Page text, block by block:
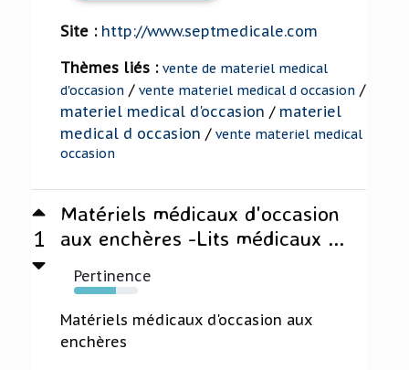
Site : http://www.septmedicale.com
Thèmes liés : vente de materiel medical
d'occasion / vente materiel medical d occasion /
materiel medical d'occasion / materiel
medical d occasion / vente materiel medical
occasion
1
Matériels médicaux d'occasion
aux enchères -Lits médicaux ...
Pertinence
66%
Matériels médicaux d'occasion aux
enchères